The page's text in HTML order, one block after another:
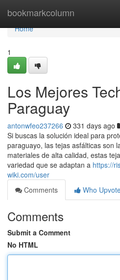
bookmarkcolumn
Home
Home
1
Los Mejores
Paraguay
antonwfeo237266 331 days ago
Si buscas la solución ideal para
paraguayo, las tejas asfálticas son
materiales de alta calidad, estas
variedad que se adaptan a https://
wiki.com/user
Comments
Who
Comments
Submit a Comment
No HTML